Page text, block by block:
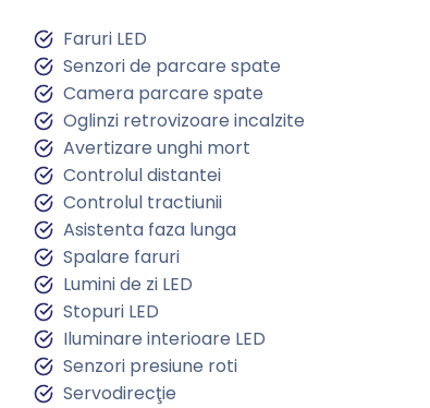
Faruri LED
Senzori de parcare spate
Camera parcare spate
Oglinzi retrovizoare incalzite
Avertizare unghi mort
Controlul distantei
Controlul tractiunii
Asistenta faza lunga
Spalare faruri
Lumini de zi LED
Stopuri LED
Iluminare interioare LED
Senzori presiune roti
Servodirecţie